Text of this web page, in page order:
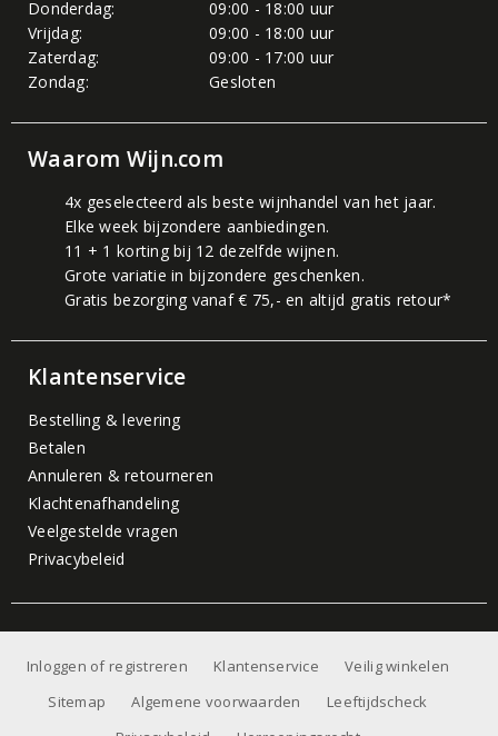
Donderdag:
09:00 - 18:00 uur
Vrijdag:
09:00 - 18:00 uur
Zaterdag:
09:00 - 17:00 uur
Zondag:
Gesloten
Waarom Wijn.com
4x geselecteerd als beste wijnhandel van het jaar.
Elke week bijzondere aanbiedingen.
11 + 1 korting bij 12 dezelfde wijnen.
Grote variatie in bijzondere geschenken.
Gratis bezorging vanaf € 75,- en altijd gratis retour*
Klantenservice
Bestelling & levering
Betalen
Annuleren & retourneren
Klachtenafhandeling
Veelgestelde vragen
Privacybeleid
Inloggen of registreren Klantenservice
Veilig winkelen
Sitemap
Algemene voorwaarden
Leeftijdscheck